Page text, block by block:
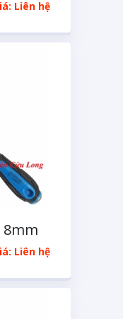
Liên hệ
8mm
Liên hệ